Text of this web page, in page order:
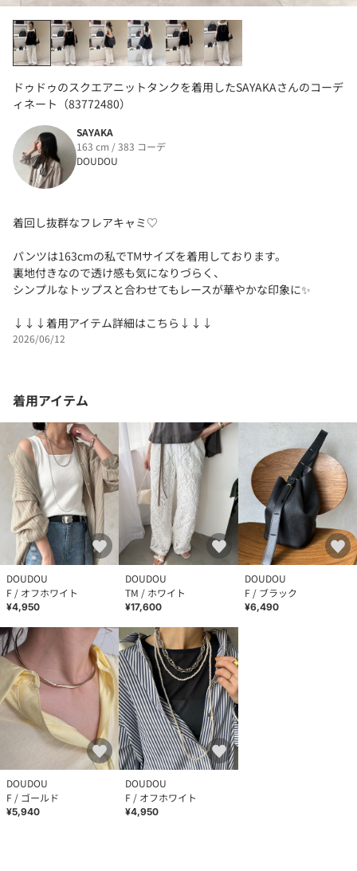
ドゥドゥのスクエアニットタンクを着用したSAYAKAさんのコーデ
ィネート（83772480）
SAYAKA
163 cm / 383 コーデ
DOUDOU
着回し抜群なフレアキャミ♡
パンツは163cmの私でTMサイズを着用しております。
裏地付きなので透け感も気になりづらく、
シンプルなトップスと合わせてもレースが華やかな印象に✨
↓↓↓着用アイテム詳細はこちら↓↓↓
2026/06/12
着用アイテム
DOUDOU
F / オフホワイト
¥4,950
DOUDOU
TM / ホワイト
¥17,600
DOUDOU
F / ブラック
¥6,490
DOUDOU
F / ゴールド
¥5,940
DOUDOU
F / オフホワイト
¥4,950